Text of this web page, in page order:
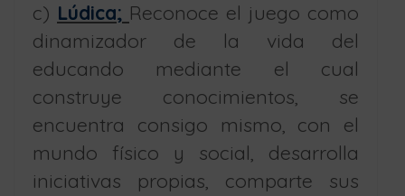
c) Lúdica; Reconoce el juego como
dinamizador de la vida del
educando mediante el cual
construye conocimientos, se
encuentra consigo mismo, con el
mundo físico y social, desarrolla
iniciativas propias, comparte sus